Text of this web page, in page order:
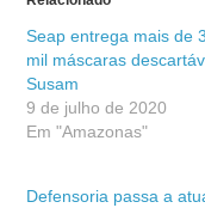
Seap entrega mais de
mil máscaras
Susam
9 de julho de 2020
Em "Amazonas"
Defensoria passa a